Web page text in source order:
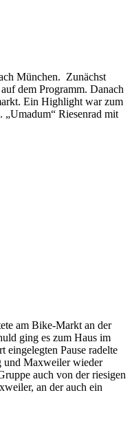
München. Zunächst
dem Programm. Danach
Ein Highlight war zum
„Umadum“ Riesenrad mit
am Bike-Markt an der
ging es zum Haus im
Pause radelte
und Maxweiler wieder
auch von der riesigen
an der auch ein